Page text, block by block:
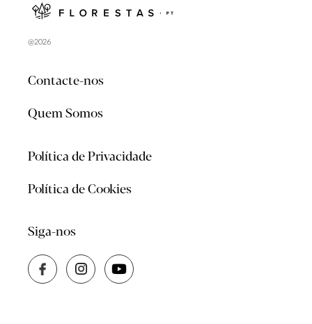
@2026
Contacte-nos
Quem Somos
Política de Privacidade
Política de Cookies
Siga-nos